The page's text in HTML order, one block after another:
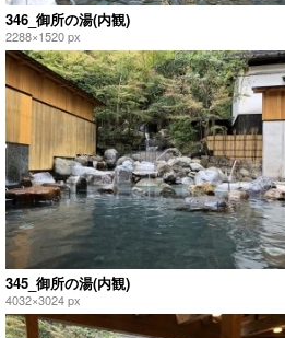
346_御所の湯(内観)
2288×1520 px
345_御所の湯(内観)
4032×3024 px